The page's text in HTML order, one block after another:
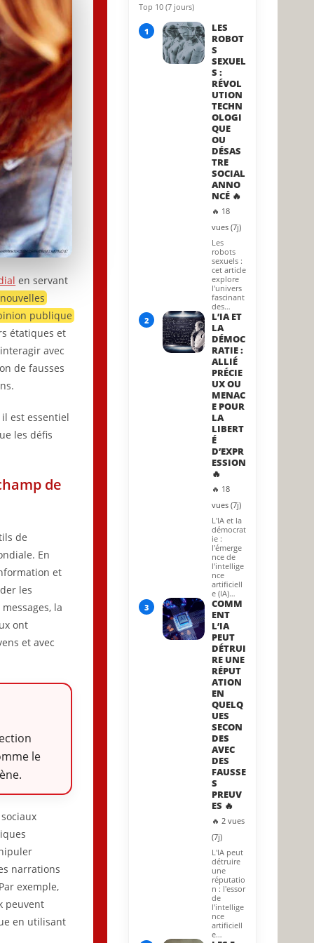
en servant
publique
étatiques et
avec
de fausses
est essentiel
les défis
de
de
En
et
les
la
ont
et avec
le
narrations
exemple,
peuvent
en utilisant
15 April 2026
Top 10 (7 jours)
1
LES
ROBOT
S
SEXUEL
S :
RÉVOL
UTION
TECHN
OLOGI
QUE
OU
DÉSAS
TRE
SOCIAL
ANNO
NCÉ 🔥
🔥 18
vues (7j)
Les
robots
sexuels :
cet article
explore
l'univers
fascinant
des…
2
L’IA ET
LA
DÉMOC
RATIE :
ALLIÉ
PRÉCIE
UX OU
MENAC
E POUR
LA
LIBERT
É
D’EXPR
ESSION
🔥
🔥 18
vues (7j)
L'IA et la
démocrat
ie :
l'émerge
nce de
l'intellige
nce
artificiell
e (IA)…
3
COMM
ENT
L’IA
PEUT
DÉTRUI
RE UNE
RÉPUT
ATION
EN
QUELQ
UES
SECON
DES
AVEC
DES
FAUSSE
S
PREUV
ES 🔥
🔥 2 vues
(7j)
L'IA peut
détruire
une
réputatio
n : l'essor
de
l'intellige
nce
artificiell
e…